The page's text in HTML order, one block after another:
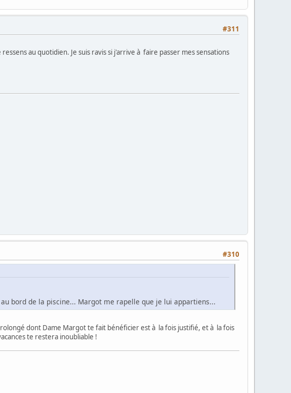
#311
au quotidien. Je suis ravis si j'arrive à faire passer mes sensations
#310
bord de la piscine... Margot me rapelle que je lui appartiens...
dont Dame Margot te fait bénéficier est à la fois justifié, et à la fois
te restera inoubliable !